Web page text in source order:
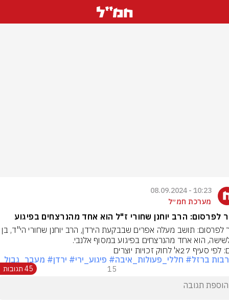
10:23 - 08.09.2024
מערכת חמ״ל
לפרסום: הרב יוחנן שחורי ז"ל הוא אחד מהנרצחים בפיגוע
הוא אחד מהנרצחים בפיגוע במסוף אלנבי.
27א' לחוק זכויות יוצרים
ברזל# חללי_פעולות_איבה# פיגוע_ירי# ירדן# מעבר_גבול
15 45 תגובות